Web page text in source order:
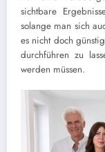
sichtbare
solange man sich
es nicht doch
durchführen zu
werden müssen.